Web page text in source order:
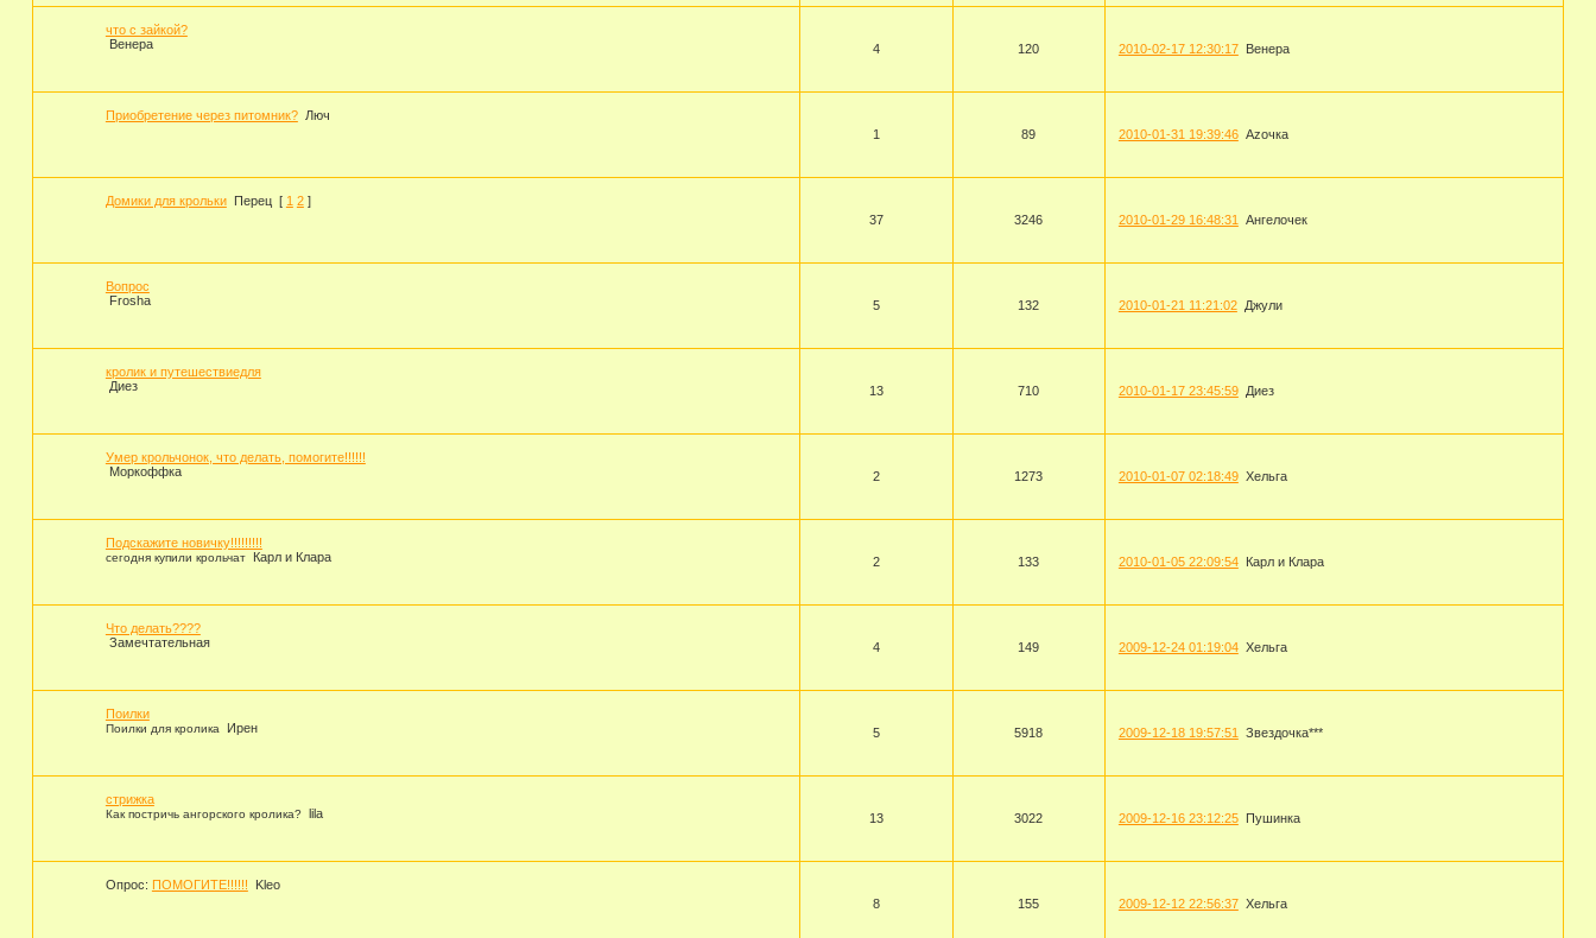
что с зайкой?
Венера
4 120 2010-02-17 12:30:17 Венера
Приобретение через питомник? Люч
1
89 2010-01-31 19:39:46 Azoчка
Домики для крольки Перец [ 1 2 ]
37
3246 2010-01-29 16:48:31 Ангелочек
Вопрос
Frosha
5 132 2010-01-21 11:21:02 Джули
кролик и путешествиедля
Диез
13 710 2010-01-17 23:45:59 Диез
Умер крольчонок, что делать, помогите!!!!!!
Моркоффка
2 1273 2010-01-07 02:18:49 Хельга
Подскажите новичку!!!!!!!!!
сегодня купили крольчат Карл и Клара 2 133 2010-01-05 22:09:54 Карл и Клара
Что делать????
Замечтательная
4 149 2009-12-24 01:19:04 Хельга
Поилки
Поилки для кролика Ирен 5 5918 2009-12-18 19:57:51 Звездочка***
стрижка
Как постричь ангорского кролика? lila 13 3022 2009-12-16 23:12:25 Пушинка
Опрос: ПОМОГИТЕ!!!!!!
Kleo
8
155 2009-12-12 22:56:37 Хельга